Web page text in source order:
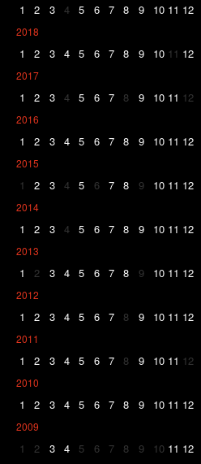
1 2 3 4 5 6 7 8 9 10 11 12
2018
1 2 3 4 5 6 7 8 9 10 11 12
2017
1 2 3 4 5 6 7 8 9 10 11 12
2016
1 2 3 4 5 6 7 8 9 10 11 12
2015
1 2 3 4 5 6 7 8 9 10 11 12
2014
1 2 3 4 5 6 7 8 9 10 11 12
2013
1 2 3 4 5 6 7 8 9 10 11 12
2012
1 2 3 4 5 6 7 8 9 10 11 12
2011
1 2 3 4 5 6 7 8 9 10 11 12
2010
1 2 3 4 5 6 7 8 9 10 11 12
2009
1 2 3 4 5 6 7 8 9 10 11 12